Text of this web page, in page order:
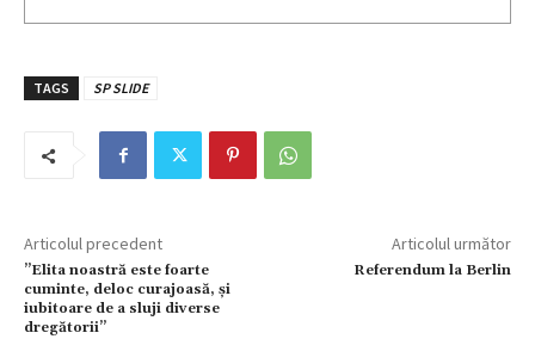
TAGS SP SLIDE
Articolul precedent
”Elita noastră este foarte
cuminte, deloc curajoasă, și
iubitoare de a sluji diverse
dregătorii”
Articolul următor
Referendum la Berlin